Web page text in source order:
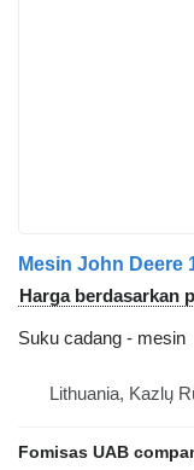
Mesin John Deere
Harga berdasarkan
Suku cadang - mesin
Lithuania, Kazlų
Fomisas UAB